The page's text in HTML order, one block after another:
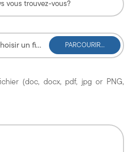
Choisir un fichier
(doc, docx, pdf, jpg or PNG,